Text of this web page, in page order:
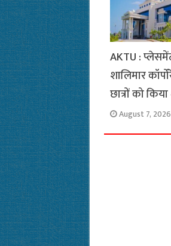
AKTU :
शालिमार
छात्रों को
August 7, 2026